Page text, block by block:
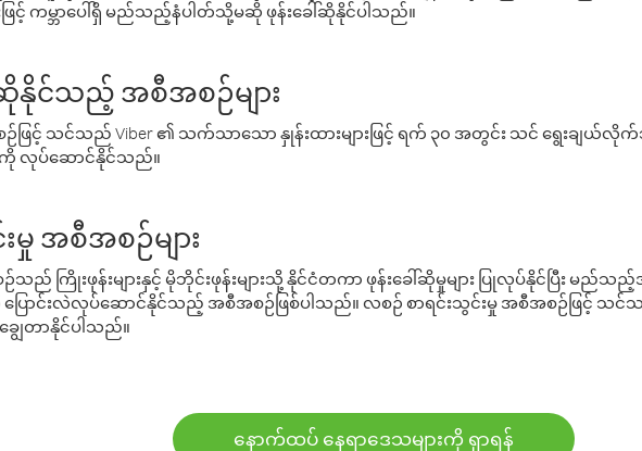
ြင့် ကမ္ဘာပေါ်ရှိ မည်သည့်နံပါတ်သို့မဆို ဖုန်းခေါ်ဆိုနိုင်ပါသည်။
ဆိုနိုင်သည့် အစီအစဉ်များ
ဉ်ဖြင့် သင်သည် Viber ၏ သက်သာသော နှုန်းထားများဖြင့် ရက် ၃၀ အတွင်း သင် ရွေးချယ်
းကို လုပ်ဆောင်နိုင်သည်။
မှု အစီအစဉ်များ
ည် ကြိုးဖုန်းများနှင့် မိုဘိုင်းဖုန်းများသို့ နိုင်ငံတကာ ဖုန်းခေါ်ဆိုမှုများ ပြုလုပ်နိုင်ပြီး မ
ောင်းလဲလုပ်ဆောင်နိုင်သည့် အစီအစဉ်ဖြစ်ပါသည်။ လစဉ် စာရင်းသွင်းမှု အစီအစဉ်ဖြင့် သင်
ျွေတာနိုင်ပါသည်။
နောက်ထပ် နေရာဒေသများကို ရှာရန်